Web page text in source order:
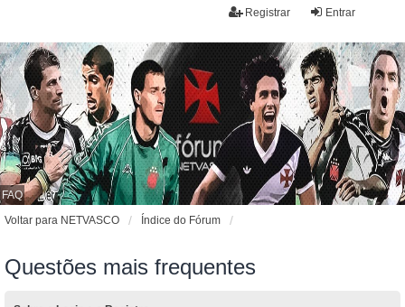
Entrar
Registrar
FAQ
Voltar para NETVASCO
Índice do Fórum
Questões mais frequentes